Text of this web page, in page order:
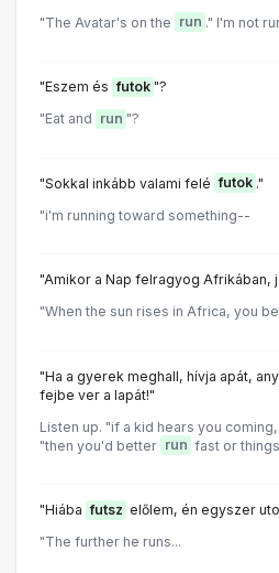
"The Avatar's on the run ." I'm not
"Eszem és futok "?
"Eat and run "?
"Sokkal inkább valami felé futok ."
"i'm running toward something--
"Amikor a Nap felragyog Afrikában,
"When the sun rises in Africa, you
"Ha a gyerek meghall, hívja apát,
fejbe ver a lapát!"
Listen up. "if a kid hears you
"then you'd better run fast or
"Hiába futsz előlem, én egyszer
"The further he runs...